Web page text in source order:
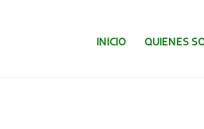
SALTAR AL
INICIO QUIENES